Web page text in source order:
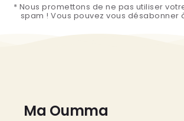
* Nous promettons de ne pas utiliser
spam ! Vous pouvez vous désabonner
Ma Oumma